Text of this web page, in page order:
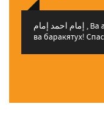
إمام احمد إمام , Ва алейкум ассалам ва рахматуЛлахи
ва баракятух!